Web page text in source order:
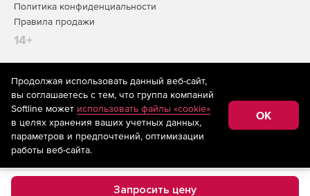
Запросить цену
Политика конфиденциальности
Правила продажи
14+
На информационном ресурсе store.softline.ru применяются
рекомендательные технологии(информационные технологии
предоставления информации на основе сбора,
систематизации и анализа сведений, относящихся к
предпочтениям пользователей сети «Интернет»,
находящихся на территории Российской Федерации)
Продолжая использовать данный веб-сайт,
вы соглашаетесь с тем, что группа компаний
Softline может использовать файлы «cookie»
в целях хранения ваших учетных данных,
параметров и предпочтений, оптимизации
работы веб-сайта.
OK